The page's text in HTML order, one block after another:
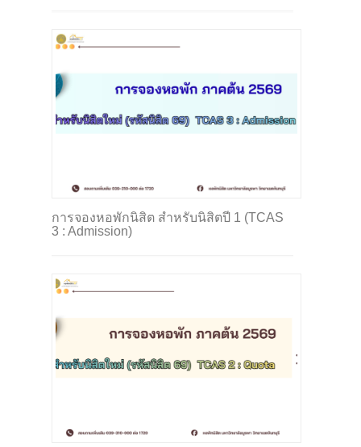
การจองหอพักนิสิต สำหรับนิสิตปี 1 (TCAS
3 : Admission)